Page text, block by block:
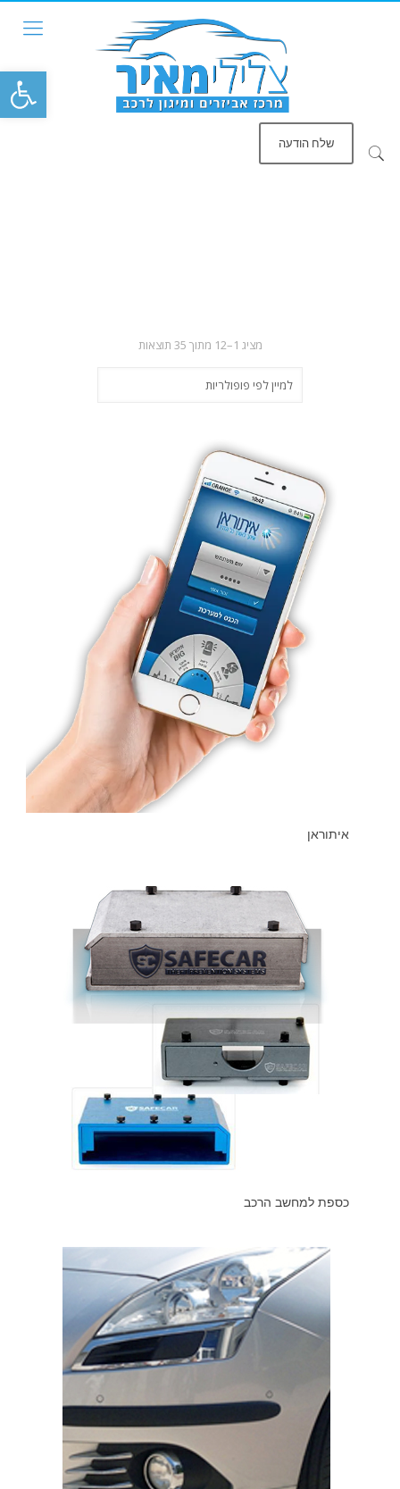
פתח
שלח הודעה
מציג 1–12 מתוך 35 תוצאות
איתוראן
כספת למחשב הרכב